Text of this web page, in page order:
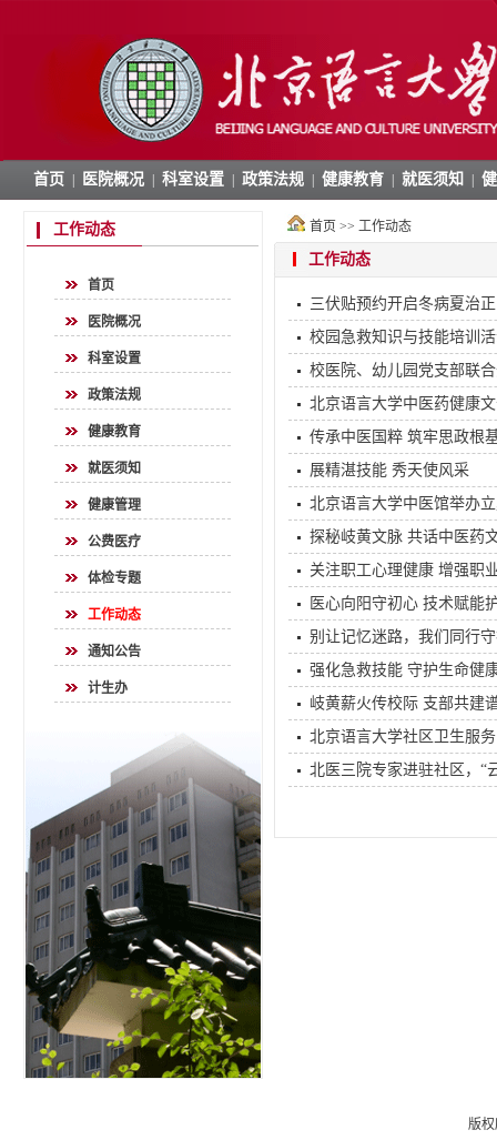
首页 医院概况 科室设置 政策法规 健康教育 就医须知
工作动态
首页
医院概况
科室设置
政策法规
健康教育
就医须知
健康管理
公费医疗
体检专题
工作动态
通知公告
计生办
首页 >> 工作动态
工作动态
三伏贴预约开启冬病夏治
校园急救知识与技能培训
校医院、幼儿园党支部联
北京语言大学中医药健康
传承中医国粹 筑牢思政根
展精湛技能 秀天使风采
北京语言大学中医馆举办
探秘岐黄文脉 共话中医药
关注职工心理健康 增强职
医心向阳守初心 技术赋能
别让记忆迷路，我们同行
强化急救技能 守护生命健
岐黄薪火传校际 支部共建
北京语言大学社区卫生服
北医三院专家进驻社区，“
版